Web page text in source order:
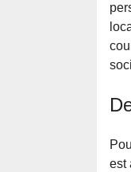
est